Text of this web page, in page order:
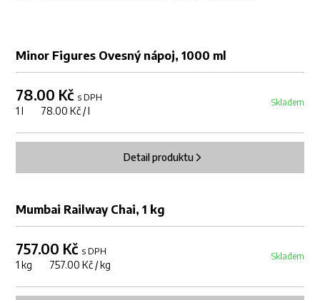
Minor Figures Ovesný nápoj, 1000 ml
78.00 Kč s DPH
1 l 78.00 Kč / l
Skladem
Detail produktu
Mumbai Railway Chai, 1 kg
757.00 Kč s DPH
1 kg 757.00 Kč / kg
Skladem